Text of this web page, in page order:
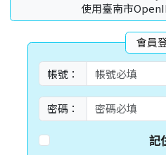
使用臺南市
會員
帳號：
密碼：
記